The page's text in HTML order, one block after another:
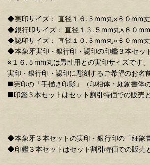
◆実印サイズ： 直径１６.５mm丸×６０mm丈
◆銀行印サイズ： 直径１３.５mm丸×６０
◆認印サイズ： 直径１０.５mm丸×６０mm丈
◆本象牙実印・銀行印・認印の印鑑３本セッ
※１６.５mm丸は男性用との実印サイズです
実印・銀行印・認印に彫刻するご希望のお名
■実印の「手描き印影」（印相体・細篆書体
■印鑑３本セットはセット割引特価での販売
◆本象牙３本セットの実印・銀行印の「細篆
◆印鑑３本セットはセット割引特価での販売